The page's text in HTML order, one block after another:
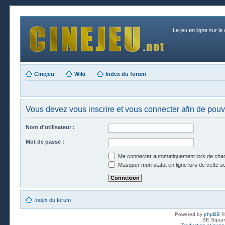
Le jeu en ligne sur le
Cinejeu Wiki Index du forum
Vous devez vous inscrire et vous connecter afin de
Nom d’utilisateur :
Mot de passe :
Me connecter automatiquement lors de
Masquer mon statut en ligne lors de cette
Index du forum
Powered by phpBB
SE